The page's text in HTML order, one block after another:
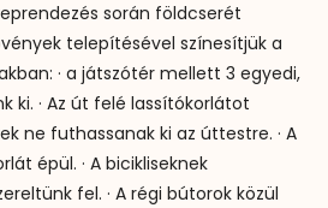
során földcserét
telepítésével színesítjük a
· a játszótér mellett 3 egyedi,
ki. · Az út felé lassítókorlátot
ne futhassanak ki az úttestre. · A
épül. · A bicikliseknek
fel. · A régi bútorok közül